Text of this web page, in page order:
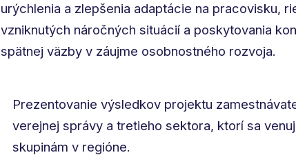
urýchlenia a zlepšenia adaptácie na pracovisku,
vzniknutých náročných situácií a poskytovania
spätnej väzby v záujme osobnostného rozvoja.
Prezentovanie výsledkov projektu
verejnej správy a tretieho sektora, ktorí sa
skupinám v regióne.